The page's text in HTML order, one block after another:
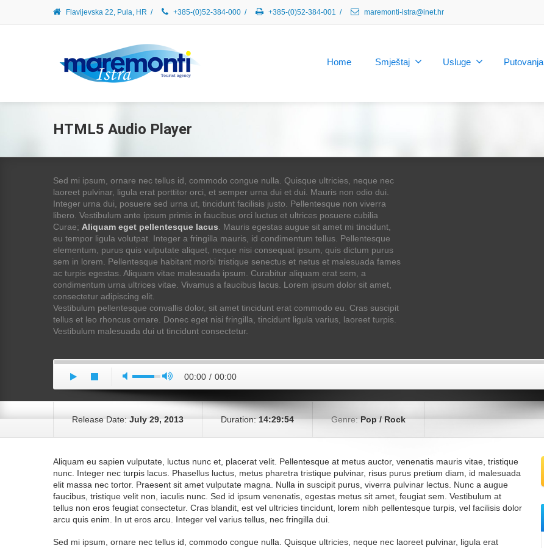
Flavijevska 22, Pula, HR / +385-(0)52-384-000 / +385-(0)52-384-001 / maremonti-istra@inet.hr
Home Smještaj Usluge Putovanja
HTML5 Audio Player
Sed mi ipsum, ornare nec tellus id, commodo congue nulla. Quisque ultricies, neque nec
laoreet pulvinar, ligula erat porttitor orci, et semper urna dui et dui. Mauris non odio dui.
Integer urna dui, posuere sed urna ut, tincidunt facilisis justo. Pellentesque non viverra
libero. Vestibulum ante ipsum primis in faucibus orci luctus et ultrices posuere cubilia
Curae; Aliquam eget pellentesque lacus . Mauris egestas augue sit amet mi tincidunt,
eu tempor ligula volutpat. Integer a fringilla mauris, id condimentum tellus. Pellentesque
elementum, purus quis vulputate aliquet, neque nisi consequat ipsum, quis dictum purus
sem in lorem. Pellentesque habitant morbi tristique senectus et netus et malesuada fames
ac turpis egestas. Aliquam vitae malesuada ipsum. Curabitur aliquam erat sem, a
condimentum urna ultrices vitae. Vivamus a faucibus lacus. Lorem ipsum dolor sit amet,
consectetur adipiscing elit.
Vestibulum pellentesque convallis dolor, sit amet tincidunt erat commodo eu. Cras suscipit
tellus et leo rhoncus ornare. Donec eget nisi fringilla, tincidunt ligula varius, laoreet turpis.
Vestibulum malesuada dui ut tincidunt consectetur.
00:00 / 00:00
Release Date: July 29, 2013 Duration:14:29:54 Genre: Pop / Rock
Aliquam eu sapien vulputate, luctus nunc et, placerat velit. Pellentesque at metus auctor, venenatis mauris vitae, tristique
nunc. Integer nec turpis lacus. Phasellus luctus, metus pharetra tristique pulvinar, risus purus pretium diam, id malesuada
elit massa nec tortor. Praesent sit amet vulputate magna. Nulla in suscipit purus, viverra pulvinar lectus. Nunc a augue
faucibus, tristique velit non, iaculis nunc. Sed id ipsum venenatis, egestas metus sit amet, feugiat sem. Vestibulum at
tellus non eros feugiat consectetur. Cras blandit, est vel ultricies tincidunt, lorem nibh pellentesque turpis, vel facilisis dolor
arcu quis enim. In ut eros arcu. Integer vel varius tellus, nec fringilla dui.
Sed mi ipsum, ornare nec tellus id, commodo congue nulla. Quisque ultricies, neque nec laoreet pulvinar, ligula erat